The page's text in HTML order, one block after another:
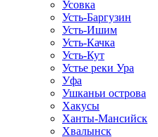
Усовка
Усть-Баргузин
Усть-Ишим
Усть-Качка
Усть-Кут
Устье реки Ура
Уфа
Ушканьи острова
Хакусы
Ханты-Мансийск
Хвалынск